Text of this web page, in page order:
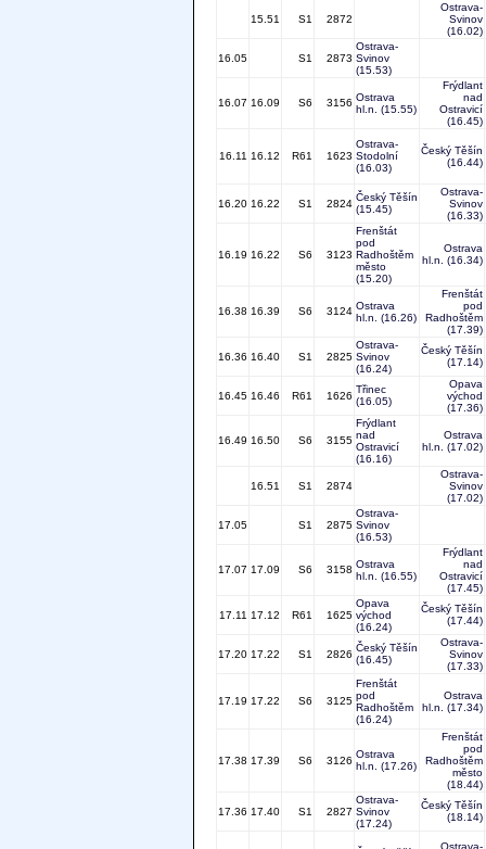
15.51 S1 2872
Ostrava-
Svinov
(16.02)
16.05 S1 2873
Ostrava-
Svinov
(15.53)
16.07 16.09 S6 3156 Ostrava
hl.n. (15.55)
Frýdlant
nad
Ostravicí
(16.45)
16.11 16.12 R61 1623
Ostrava-
Stodolní
(16.03)
Český Těšín
(16.44)
16.20 16.22 S1 2824
Český Těšín
(15.45)
Ostrava-
Svinov
(16.33)
16.19 16.22 S6 3123
Frenštát
pod
Radhoštěm
město
(15.20)
Ostrava
hl.n. (16.34)
16.38 16.39 S6 3124 Ostrava
hl.n. (16.26)
Frenštát
pod
Radhoštěm
(17.39)
16.36 16.40 S1 2825
Ostrava-
Svinov
(16.24)
Český Těšín
(17.14)
16.45 16.46 R61 1626
Třinec
(16.05)
Opava
východ
(17.36)
16.49 16.50 S6 3155
Frýdlant
nad
Ostravicí
(16.16)
Ostrava
hl.n. (17.02)
16.51 S1 2874
Ostrava-
Svinov
(17.02)
17.05 S1 2875
Ostrava-
Svinov
(16.53)
17.07 17.09 S6 3158 Ostrava
hl.n. (16.55)
Frýdlant
nad
Ostravicí
(17.45)
17.11 17.12 R61 1625
Opava
východ
(16.24)
Český Těšín
(17.44)
17.20 17.22 S1 2826
Český Těšín
(16.45)
Ostrava-
Svinov
(17.33)
17.19 17.22 S6 3125
Frenštát
pod
Radhoštěm
(16.24)
Ostrava
hl.n. (17.34)
17.38 17.39 S6 3126
Ostrava
hl.n. (17.26)
Frenštát
pod
Radhoštěm
město
(18.44)
17.36 17.40 S1 2827
Ostrava-
Svinov
(17.24)
Český Těšín
(18.14)